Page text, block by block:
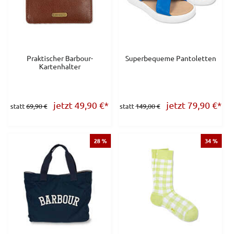
Praktischer Barbour-
Kartenhalter
statt69,90 € jetzt 49,90€*
Superbequeme Pantoletten
statt149,00 € jetzt 79,90€*
28 % 34 %